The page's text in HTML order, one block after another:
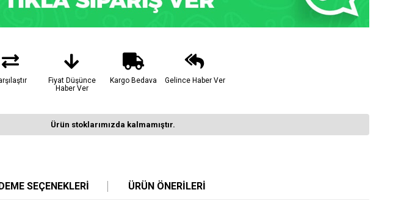
Fiyat Düşünce
Haber Ver
Kargo Bedava Gelince Haber Ver
Ürün stoklarımızda kalmamıştır.
SEÇENEKLERI ÜRÜN ÖNERILERI